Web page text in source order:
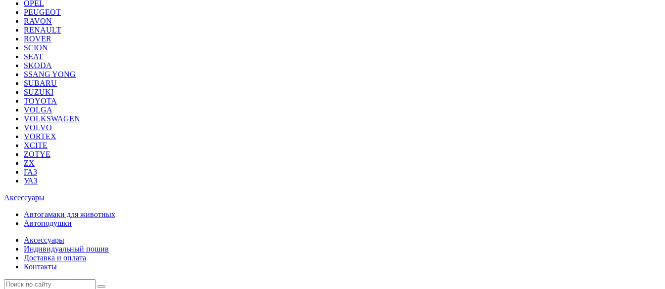
OPEL
PEUGEOT
RAVON
RENAULT
ROVER
SCION
SEAT
SKODA
SSANG YONG
SUBARU
SUZUKI
TOYOTA
VOLGA
VOLKSWAGEN
VOLVO
VORTEX
XCITE
ZOTYE
ZX
ГАЗ
УАЗ
Аксессуары
Автогамаки для животных
Автоподушки
Аксессуары
Индивидуальный пошив
Доставка и оплата
Контакты